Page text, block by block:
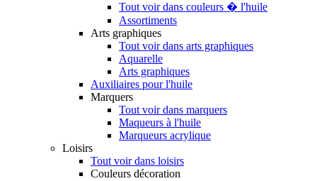
Tout voir dans couleurs � l'huile
Assortiments
Arts graphiques
Tout voir dans arts graphiques
Aquarelle
Arts graphiques
Auxiliaires pour l'huile
Marquers
Tout voir dans marquers
Maqueurs à l'huile
Marqueurs acrylique
Loisirs
Tout voir dans loisirs
Couleurs décoration